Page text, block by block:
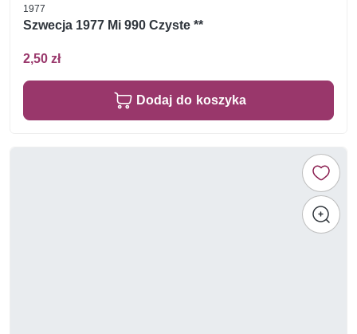
1977
Szwecja 1977 Mi 990 Czyste **
2,50 zł
Dodaj do koszyka